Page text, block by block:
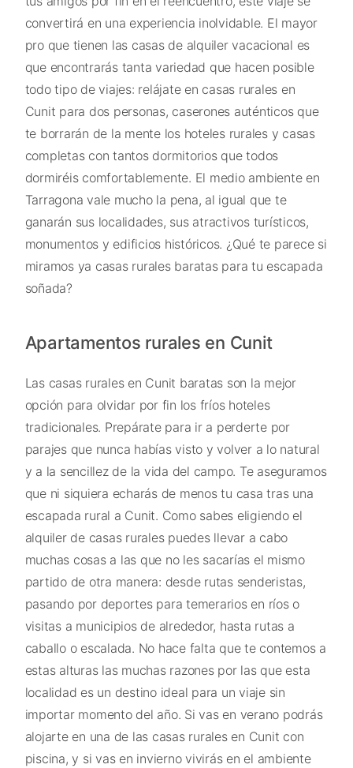
convertirá en una experiencia inolvidable. El mayor
pro que tienen las casas de alquiler vacacional es
que encontrarás tanta variedad que hacen posible
todo tipo de viajes: relájate en casas rurales en
Cunit para dos personas, caserones auténticos que
te borrarán de la mente los hoteles rurales y casas
completas con tantos dormitorios que todos
dormiréis comfortablemente. El medio ambiente en
Tarragona vale mucho la pena, al igual que te
ganarán sus localidades, sus atractivos turísticos,
monumentos y edificios históricos. ¿Qué te parece si
miramos ya casas rurales baratas para tu escapada
soñada?
Apartamentos rurales en Cunit
Las casas rurales en Cunit baratas son la mejor
opción para olvidar por fin los fríos hoteles
tradicionales. Prepárate para ir a perderte por
parajes que nunca habías visto y volver a lo natural
y a la sencillez de la vida del campo. Te aseguramos
que ni siquiera echarás de menos tu casa tras una
escapada rural a Cunit. Como sabes eligiendo el
alquiler de casas rurales puedes llevar a cabo
muchas cosas a las que no les sacarías el mismo
partido de otra manera: desde rutas senderistas,
pasando por deportes para temerarios en ríos o
visitas a municipios de alrededor, hasta rutas a
caballo o escalada. No hace falta que te contemos a
estas alturas las muchas razones por las que esta
localidad es un destino ideal para un viaje sin
importar momento del año. Si vas en verano podrás
alojarte en una de las casas rurales en Cunit con
piscina, y si vas en invierno vivirás en el ambiente